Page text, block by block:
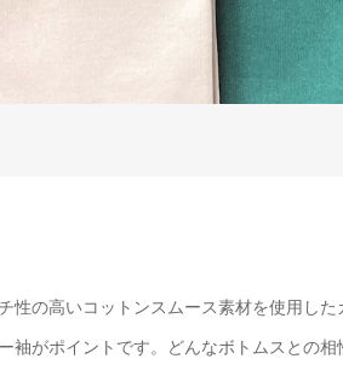
性の高いコットンスムース素材を使用し
袖がポイントです。どんなボトムスとの